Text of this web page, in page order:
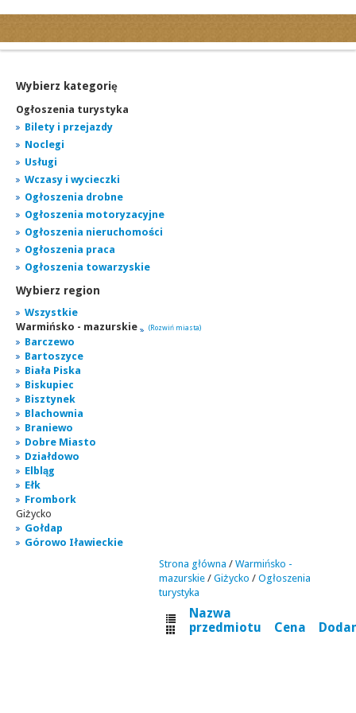
Ogłoszenia motoryzacyjne
Ogłoszenia nieruchomości
Ogłoszenia praca
Ogłoszenia turystyka
Ogłoszenia towarzyskie
Regiony
miasta...
Wybierz kategorię
Ogłoszenia turystyka
Bilety i przejazdy
Noclegi
Usługi
Wczasy i wycieczki
Ogłoszenia drobne
Ogłoszenia motoryzacyjne
Ogłoszenia nieruchomości
Ogłoszenia praca
Ogłoszenia towarzyskie
Wybierz region
Wszystkie
Warmińsko - mazurskie
(Rozwiń miasta)
Barczewo
Bartoszyce
Biała Piska
Biskupiec
Bisztynek
Blachownia
Braniewo
Dobre Miasto
Działdowo
Elbląg
Ełk
Frombork
Giżycko
Gołdap
Górowo Iławieckie
Strona główna / Warmińsko -
mazurskie / Giżycko / Ogłoszenia
turystyka
Nazwa
przedmiotu
Cena